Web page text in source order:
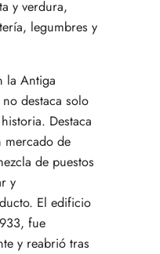
y verdura,
legumbres y
la Antiga
no destaca solo
Destaca
mercado de
de puestos
y
El edificio
fue
y reabrió tras